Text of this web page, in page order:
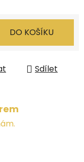
DO KOŠÍKU
Sdílet